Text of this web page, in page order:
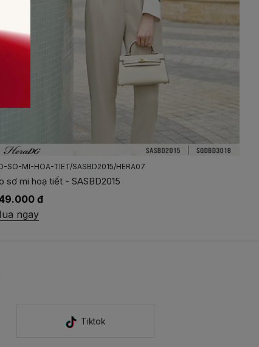
CHAN-VAY-XOE-KEM-DAY-DAI/SSTBD1021J/HERA07
Chân váy xoè kèm dây đai - SSTBD1021J
Tiktok